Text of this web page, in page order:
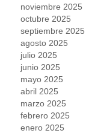
noviembre 2025
octubre 2025
septiembre 2025
agosto 2025
julio 2025
junio 2025
mayo 2025
abril 2025
marzo 2025
febrero 2025
enero 2025